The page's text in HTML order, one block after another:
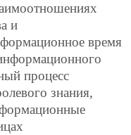
и
время
процесс
знания,